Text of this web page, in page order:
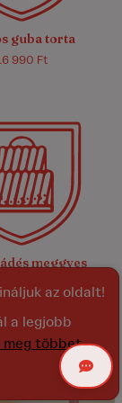
guba torta
990 Ft
5 (8)
meggyes
az oldalt!
a legjobb
meg többet